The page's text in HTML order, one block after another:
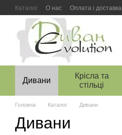
Перейти к основному контенту
Каталог О нас Оплата і доставка
Дивани
Крісла та
стільці
Головна Каталог Дивани
Дивани